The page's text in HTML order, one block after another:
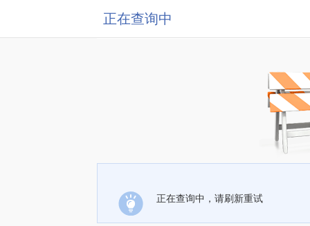
正在查询中
正在查询中，请刷新重试